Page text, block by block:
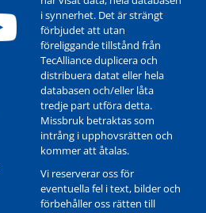
i synnerhet. Det är strängt
förbjudet att utan
föreliggande tillstånd från
TecAlliance duplicera och
distribuera datat eller hela
databasen och/eller låta
tredje part utföra detta.
Missbruk betraktas som
intrång i upphovsrätten och
kommer att åtalas.
Vi reserverar oss för
eventuella fel i text, bilder och
förbehåller oss rätten till